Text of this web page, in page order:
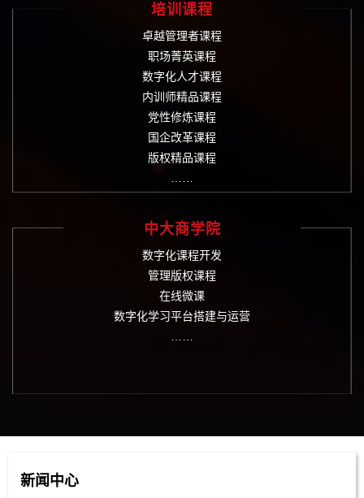
培训课程
卓越管理者课程
职场菁英课程
数字化人才课程
内训师精品课程
党性修炼课程
国企改革课程
版权精品课程
……
中大商学院
数字化课程开发
管理版权课程
在线微课
数字化学习平台搭建与运营
……
新闻中心